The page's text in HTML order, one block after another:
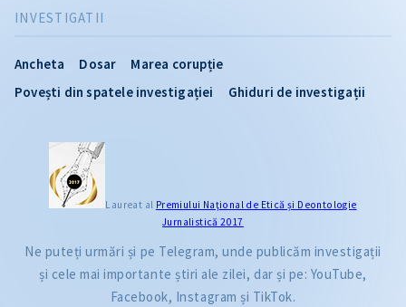
INVESTIGATII
Ancheta Dosar
Marea corupție
Povești din spatele investigației
Ghiduri de investigații
Laureat al Premiului Naţional de Etică și Deontologie
Jurnalistică 2017
Ne puteți urmări și pe Telegram, unde publicăm investigații
și cele mai importante știri ale zilei, dar și pe: YouTube,
Facebook, Instagram și TikTok.